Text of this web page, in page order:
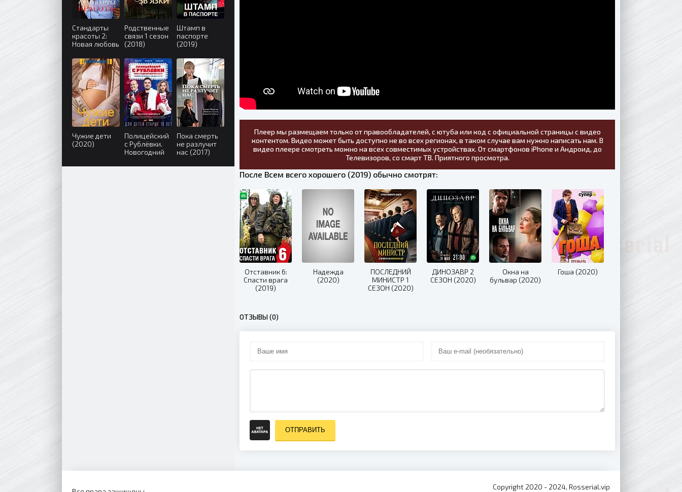
Плеер мы размещаем только от правообладателей, с ютуба или код с официальной страницы с видео
контентом. Видео может быть доступно не во всех регионах, в таком случае вам нужно написать нам. В
видео плеере смотреть можно на всех совместимых устройствах. От смартфонов iPhone и Андроид, до
Телевизоров, со смарт ТВ. Приятного просмотра.
После Всем всего хорошего (2019) обычно смотрят:
Отставник 6:
Спасти врага
(2019)
Надежда
(2020)
ПОСЛЕДНИЙ
МИНИСТР 1
СЕЗОН (2020)
ДИНОЗАВР 2
СЕЗОН (2020)
Окна на
бульвар (2020)
Гоша (2020)
ОТЗЫВЫ (0)
ОТПРАВИТЬ
Стандарты
красоты 2:
Новая любовь
Родственные
связи 1 сезон
(2018)
Штамп в
паспорте
(2019)
Чужие дети
(2020)
Полицейский
с Рублёвки.
Новогодний
(2018)
Пока смерть
не разлучит
нас (2017)
Copyright 2020 - 2024, Rosserial.vip